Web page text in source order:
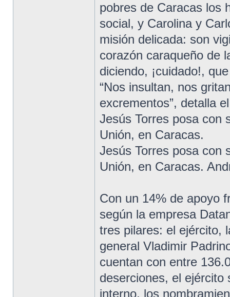
pobres de Caracas los
social, y Carolina y
misión delicada: son
corazón caraqueño de
diciendo, ¡cuidado!,
“Nos insultan, nos
excrementos”, detalla
Jesús Torres posa con
Unión, en Caracas.
Jesús Torres posa con
Unión, en Caracas.
Con un 14% de apoyo
según la empresa
tres pilares: el ejército,
general Vladimir
cuentan con entre
deserciones, el ejército
interno, los